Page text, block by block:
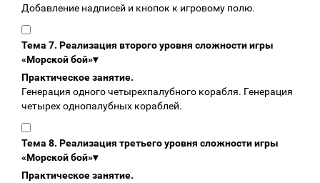
Добавление надписей и кнопок к игровому полю.
Тема 7. Реализация второго уровня сложности игры
«Морской бой»▾
Практическое занятие.
Генерация одного четырехпалубного корабля. Генерация
четырех однопалубных кораблей.
Тема 8. Реализация третьего уровня сложности игры
«Морской бой»▾
Практическое занятие.